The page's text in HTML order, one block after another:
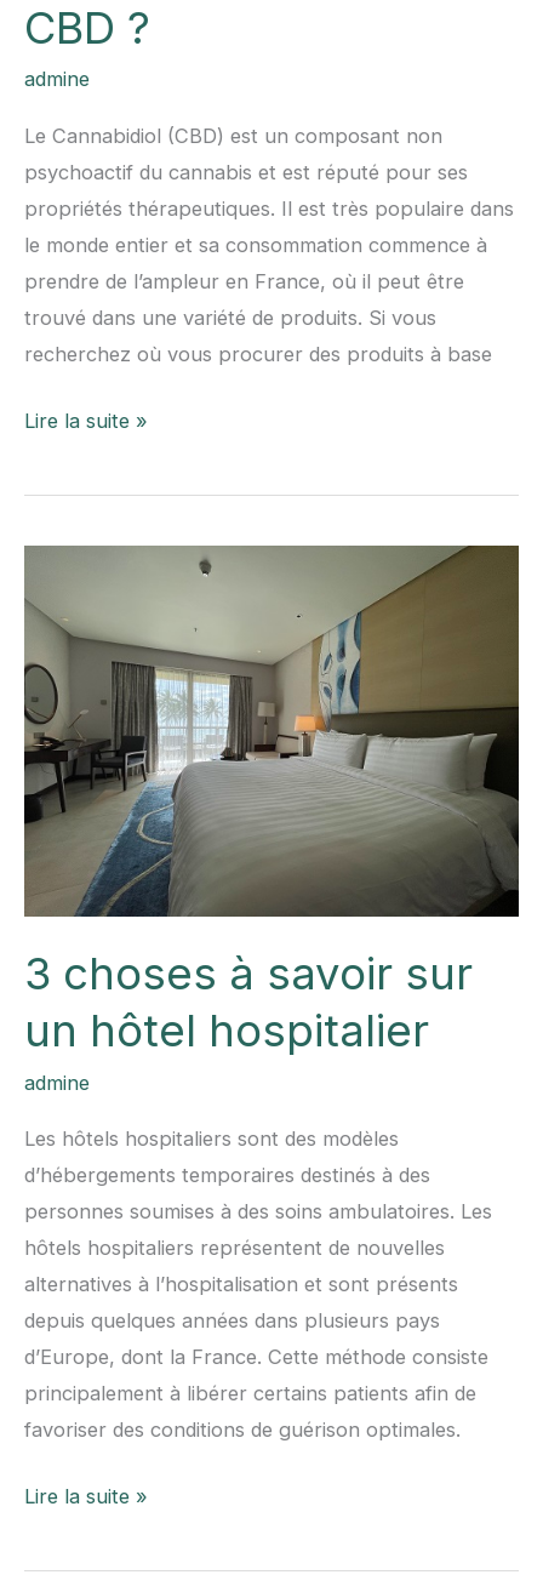
CBD ?
admine
Le Cannabidiol (CBD) est un composant non
psychoactif du cannabis et est réputé pour ses
propriétés thérapeutiques. Il est très populaire dans
le monde entier et sa consommation commence à
prendre de l’ampleur en France, où il peut être
trouvé dans une variété de produits. Si vous
recherchez où vous procurer des produits à base
Où
procurer
à
base
de
CBD
?
Lire la suite »
3 choses à savoir sur
un hôtel hospitalier
admine
Les hôtels hospitaliers sont des modèles
d’hébergements temporaires destinés à des
personnes soumises à des soins ambulatoires. Les
hôtels hospitaliers représentent de nouvelles
alternatives à l’hospitalisation et sont présents
depuis quelques années dans plusieurs pays
d’Europe, dont la France. Cette méthode consiste
principalement à libérer certains patients afin de
favoriser des conditions de guérison optimales.
3
à
Lire la suite »